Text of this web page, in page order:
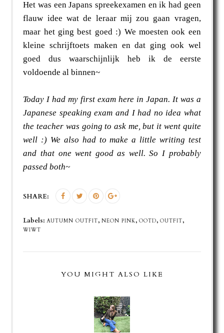
Het was een Japans spreekexamen en ik had geen
flauw idee wat de leraar mij zou gaan vragen,
maar het ging best goed :) We moesten ook een
kleine schrijftoets maken en dat ging ook wel
goed dus waarschijnlijk heb ik de eerste
voldoende al binnen~
Today I had my first exam here in Japan. It was a
Japanese speaking exam and I had no idea what
the teacher was going to ask me, but it went quite
well :) We also had to make a little writing test
and that one went good as well. So I probably
passed both~
SHARE:
Labels:AUTUMN OUTFIT,NEON PINK,OOTD,OUTFIT,
WIWT
YOU MIGHT ALSO LIKE